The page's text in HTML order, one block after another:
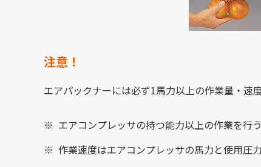
注意！
エアパックナーには必ず1馬力以上の作業量・速
※ エアコンプレッサの持つ能力以上の作業を行
※ 作業速度はエアコンプレッサの馬力と使用圧